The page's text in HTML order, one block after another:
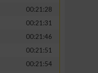
00:21:28
00:21:31
00:21:46
00:21:51
00:21:54